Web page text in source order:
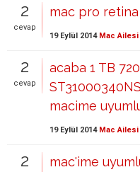
2
cevap
mac pro retina
19 Eylül 2014 Mac Ailesi
2
cevap
acaba 1 TB
macime
19 Eylül 2014 Mac Ailesi
2
mac'ime